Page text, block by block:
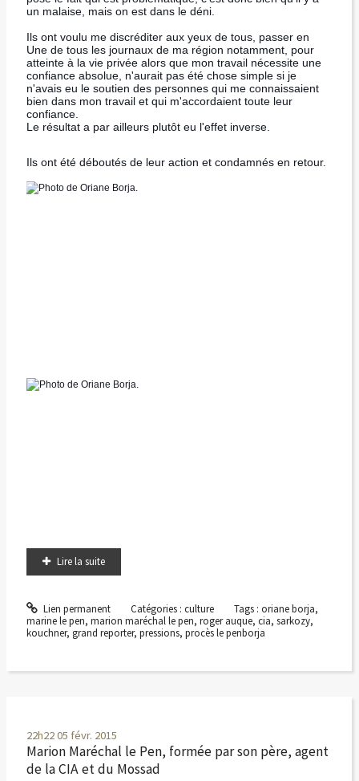
un malaise, mais on est dans le déni.
Ils ont voulu me discréditer aux yeux de tous, passer en
Une de tous les journaux de ma région notamment, pour
atteinte à la vie privée alors que mon travail nécessite une
confiance absolue, n'aurait pas été chose simple si je
n'avais eu le soutien des personnes qui me connaissaient
bien dans mon travail et qui m'accordaient toute leur
confiance.
Le résultat a par ailleurs plutôt eu l'effet inverse.
Ils ont été déboutés de leur action et condamnés en retour.
Lire la suite
Lien permanent Catégories : culture Tags : oriane borja,
marine le pen, marion maréchal le pen, roger auque, cia, sarkozy,
kouchner, grand reporter, pressions, procès le penborja
22h2205 févr. 2015
Marion Maréchal le Pen, formée par son père, agent
de la CIA et du Mossad